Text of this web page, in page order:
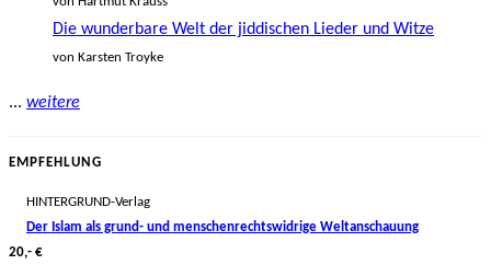
Die wunderbare Welt der jiddischen Lieder und Witze
von Karsten Troyke
... weitere
EMPFEHLUNG
HINTERGRUND-Verlag
Der Islam als grund- und menschenrechtswidrige Weltanschauung
20,- €